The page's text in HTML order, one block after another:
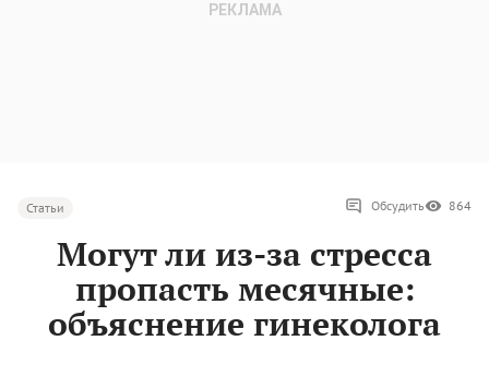
Статьи Обсудить 864
Могут ли из-за стресса
пропасть месячные:
объяснение гинеколога